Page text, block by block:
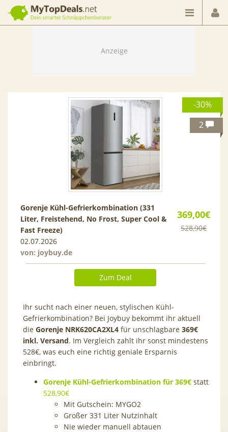
Dein smarter Schnäppchenberater
-30%
2
369,00€
528,90€
Gorenje Kühl-Gefrierkombination (331
Liter, Freistehend, No Frost, Super Cool &
Fast Freeze)
02.07.2026
von: joybuy.de
Zum Deal
Ihr sucht nach einer neuen, stylischen Kühl-
Gefrierkombination? Bei Joybuy bekommt ihr aktuell
die Gorenje NRK620CA2XL4 für unschlagbare 369€
inkl. Versand. Im Vergleich zahlt ihr sonst mindestens
528€, was euch eine richtig geniale Ersparnis
einbringt.
Gorenje Kühl-Gefrierkombination für 369€ statt
528,90€
Mit Gutschein: MYGO2
Großer 331 Liter Nutzinhalt
Nie wieder manuell abtauen